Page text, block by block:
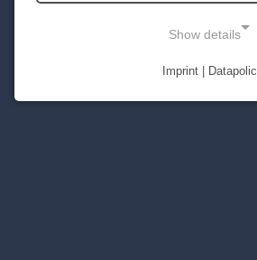
Show details
Imprint |